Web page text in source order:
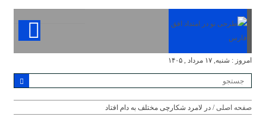
امروز : شنبه, ۱۷ مرداد , ۱۴۰۵
صفحه اصلی/ در لامرد شکارچی مختلف به دام افتاد